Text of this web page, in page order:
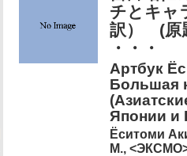
チとキャ
訳） (原
・・・
Артбук
Большая
Японии и
Ёситоми
М.,